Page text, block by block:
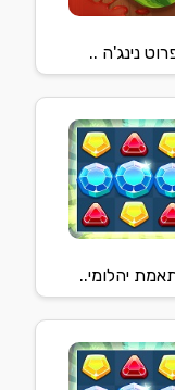
נינג'ה ..
יהלומי..